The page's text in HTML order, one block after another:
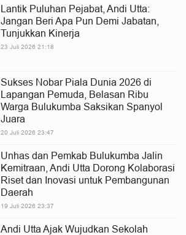
Lantik Puluhan Pejabat, Andi Utta:
Jangan Beri Apa Pun Demi Jabatan,
Tunjukkan Kinerja
23 Juli 2026 21:18
Sukses Nobar Piala Dunia 2026 di
Lapangan Pemuda, Belasan Ribu
Warga Bulukumba Saksikan Spanyol
Juara
20 Juli 2026 23:47
Unhas dan Pemkab Bulukumba Jalin
Kemitraan, Andi Utta Dorong Kolaborasi
Riset dan Inovasi untuk Pembangunan
Daerah
19 Juli 2026 23:37
Andi Utta Ajak Wujudkan Sekolah